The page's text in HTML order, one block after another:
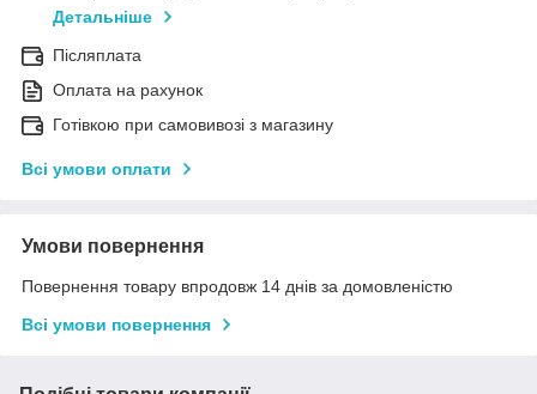
Детальніше
Післяплата
Оплата на рахунок
Готівкою при самовивозі з магазину
Всі умови оплати
Умови повернення
Повернення товару впродовж 14 днів за домовленістю
Всі умови повернення